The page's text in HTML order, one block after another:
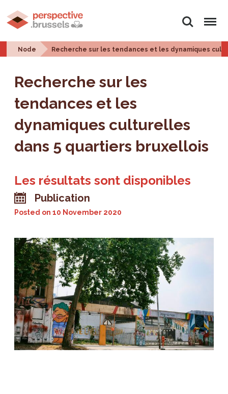
Search Menu
Node Recherche sur les tendances et les dynamiques
Recherche sur les
tendances et les
dynamiques culturelles
dans 5 quartiers bruxellois
Les résultats sont disponibles
Publication
Posted on10 November 2020